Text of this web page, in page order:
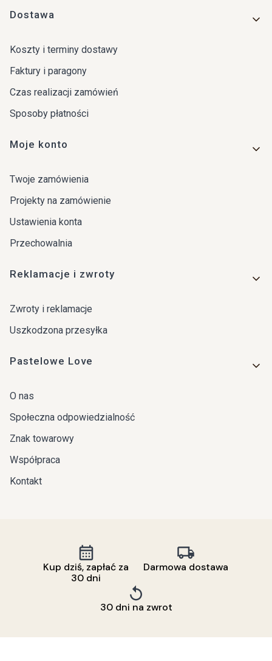
Dostawa
Koszty i terminy dostawy
Faktury i paragony
Czas realizacji zamówień
Sposoby płatności
Moje konto
Twoje zamówienia
Projekty na zamówienie
Ustawienia konta
Przechowalnia
Reklamacje i zwroty
Zwroty i reklamacje
Uszkodzona przesyłka
Pastelowe Love
O nas
Społeczna odpowiedzialność
Znak towarowy
Współpraca
Kontakt
Kup dziś, zapłać za
30 dni
Darmowa dostawa
30 dni na zwrot